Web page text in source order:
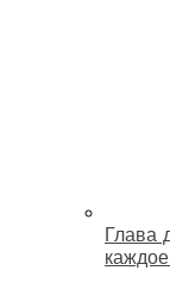
Глава